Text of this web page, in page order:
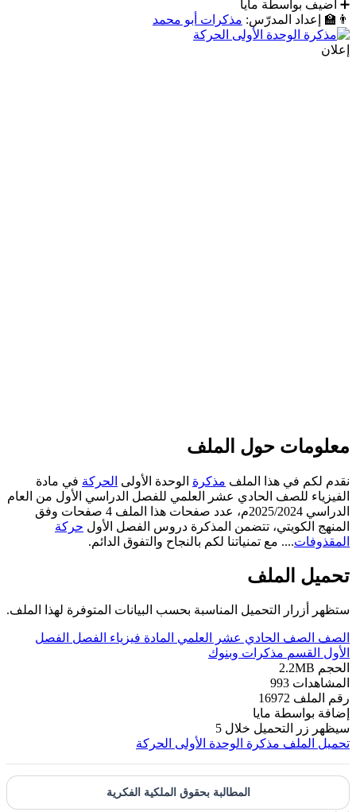
➕
أضيف بواسطة مايا
👨‍🏫
إعداد المدرّس: مذكرات أبو محمد
إعلان
معلومات حول الملف
نقدم لكم في هذا الملف مذكرةالوحدة الأولى الحركةفي مادة
الفيزياء للصف الحادي عشر العلمي للفصل الدراسي الأول من العام
الدراسي 2025/2024م، عدد صفحات هذا الملف 4 صفحات وفق
المنهج الكويتي، تتضمن المذكرة دروس الفصل الأول حركة
المقذوفات.... مع تمنياتنا لكم بالنجاح والتفوق الدائم.
تحميل الملف
ستظهر أزرار التحميل المناسبة بحسب البيانات المتوفرة لهذا الملف.
الصف الصف الحادي عشر العلمي المادة فيزياء الفصل
الفصل
الأول
القسم مذكرات وبنوك
الحجم 2.2MB
المشاهدات 993
رقم الملف 16972
إضافة بواسطة مايا
سيظهر زر التحميل خلال 5
تحميل الملف مذكرة الوحدة الأولى الحركة
المطالبة بحقوق الملكية الفكرية